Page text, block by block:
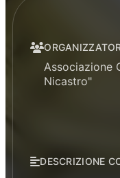
Associazione
Nicastro"
DESCRIZIONE